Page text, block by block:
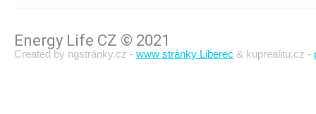
Energy Life CZ © 2021
Created by ngstránky.cz - www stránky Liberec & kuprealitu.cz -